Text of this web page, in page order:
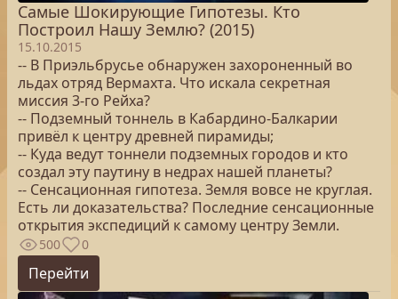
Самые Шокирующие Гипотезы. Кто
Построил Нашу Землю? (2015)
15.10.2015
-- В Приэльбрусье обнаружен захороненный во
льдах отряд Вермахта. Что искала секретная
миссия 3-го Рейха?
-- Подземный тоннель в Кабардино-Балкарии
привёл к центру древней пирамиды;
-- Куда ведут тоннели подземных городов и кто
создал эту паутину в недрах нашей планеты?
-- Сенсационная гипотеза. Земля вовсе не круглая.
Есть ли доказательства? Последние сенсационные
открытия экспедиций к самому центру Земли.
500 0
Перейти